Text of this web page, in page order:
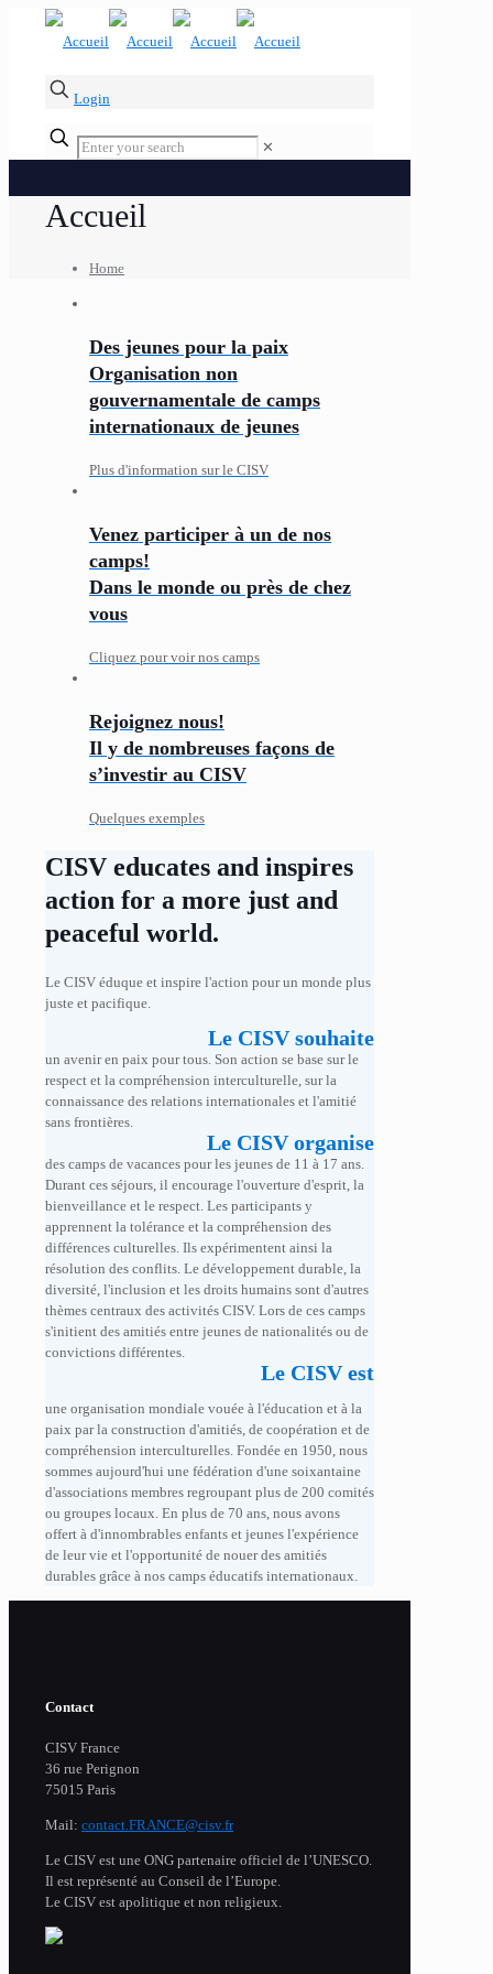
Login
✕
Accueil
Home
Des jeunes pour la paix
Organisation non
gouvernamentale de camps
internationaux de jeunes
Plus d'information sur le CISV
Venez participer à un de nos
camps!
Dans le monde ou près de chez
vous
Cliquez pour voir nos camps
Rejoignez nous!
Il y de nombreuses façons de
s’investir au CISV
Quelques exemples
CISV educates and inspires
action for a more just and
peaceful world.
Le CISV éduque et inspire l'action pour un monde plus
juste et pacifique.
Le CISV souhaite
un avenir en paix pour tous. Son action se base sur le
respect et la compréhension interculturelle, sur la
connaissance des relations internationales et l'amitié
sans frontières.
Le CISV organise
des camps de vacances pour les jeunes de 11 à 17 ans.
Durant ces séjours, il encourage l'ouverture d'esprit, la
bienveillance et le respect. Les participants y
apprennent la tolérance et la compréhension des
différences culturelles. Ils expérimentent ainsi la
résolution des conflits. Le développement durable, la
diversité, l'inclusion et les droits humains sont d'autres
thèmes centraux des activités CISV. Lors de ces camps
s'initient des amitiés entre jeunes de nationalités ou de
convictions différentes.
Le CISV est
une organisation mondiale vouée à l'éducation et à la
paix par la construction d'amitiés, de coopération et de
compréhension interculturelles. Fondée en 1950, nous
sommes aujourd'hui une fédération d'une soixantaine
d'associations membres regroupant plus de 200 comités
ou groupes locaux. En plus de 70 ans, nous avons
offert à d'innombrables enfants et jeunes l'expérience
de leur vie et l'opportunité de nouer des amitiés
durables grâce à nos camps éducatifs internationaux.
Contact
CISV France
36 rue Perignon
75015 Paris
Mail: contact.FRANCE@cisv.fr
Le CISV est une ONG partenaire officiel de l’UNESCO.
Il est représenté au Conseil de l’Europe.
Le CISV est apolitique et non religieux.